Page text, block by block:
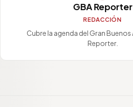
GBA Reporter
REDACCIÓN
Cubre la agenda del Gran Buenos
Reporter.